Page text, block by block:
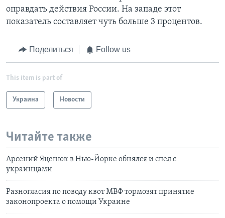
оправдать действия России. На западе этот
показатель составляет чуть больше 3 процентов.
Поделиться Follow us
This item is part of
Украина Новости
Читайте также
Арсений Яценюк в Нью-Йорке обнялся и спел с
украинцами
Разногласия по поводу квот МВФ тормозят принятие
законопроекта о помощи Украине